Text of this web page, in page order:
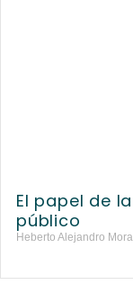
El papel de
público
Heberto Alejandro